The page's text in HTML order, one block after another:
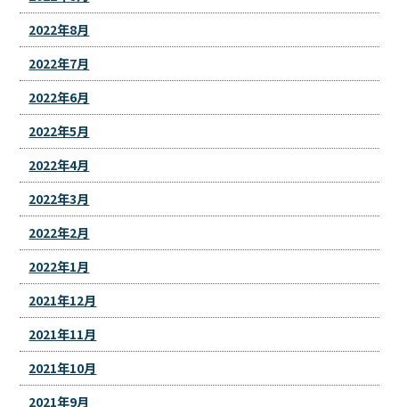
2022年8月
2022年7月
2022年6月
2022年5月
2022年4月
2022年3月
2022年2月
2022年1月
2021年12月
2021年11月
2021年10月
2021年9月